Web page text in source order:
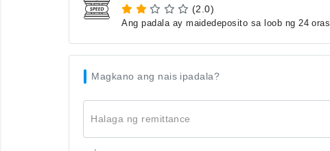
(2.0)
Ang padala ay maidedeposito sa loob ng 24 oras
Magkano ang nais ipadala?
Halaga ng remittance